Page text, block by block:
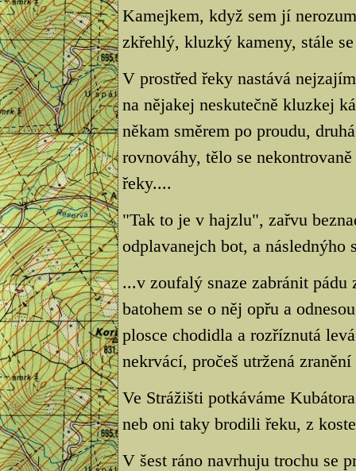
Kamejkem, když sem jí
zkřehlý, kluzký kameny, stále
V prostřed řeky nastává
na nějakej neskutečně kluzkej
někam směrem po proudu,
rovnováhy, tělo se
řeky....
"Tak to je v hajzlu", zařvu
odplavanejch bot, a následnýho
...v zoufalý snaze zabránit
batohem se o něj opřu a
plosce chodidla a rozříznutá
nekrvácí, pročeš utržená
Ve Strážišti potkáváme
neb oni taky brodili řeku, z
V šest ráno navrhuju trochu se